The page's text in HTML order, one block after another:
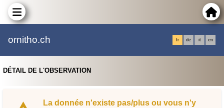
ornitho.ch fr de it en
DÉTAIL DE L'OBSERVATION
La donnée n'existe pas/plus ou vous n'y